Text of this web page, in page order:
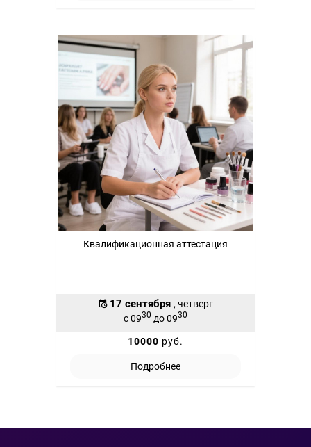
Квалификационная аттестация
17 сентября , четверг
с 0930 до 0930
10000 руб.
Подробнее